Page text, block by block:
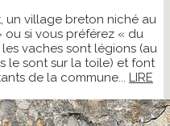
un village breton niché au
ou si vous préférez « du
vaches sont légions (au
le sont sur la toile) et font
de la commune... LIRE